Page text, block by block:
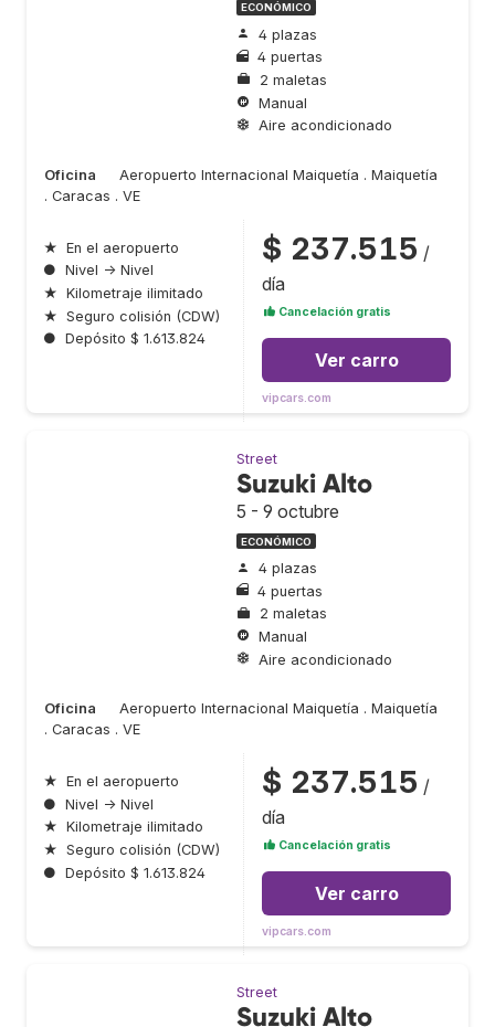
ECONÓMICO
4 plazas
4 puertas
2 maletas
Manual
Aire acondicionado
Oficina
Aeropuerto Internacional Maiquetía . Maiquetía
. Caracas . VE
★ En el aeropuerto
● Nivel → Nivel
★ Kilometraje ilimitado
★ Seguro colisión (CDW)
● Depósito $ 1.613.824
$ 237.515 /
día
Cancelación gratis
Ver carro
vipcars.com
Street
Suzuki Alto
5 - 9 octubre
ECONÓMICO
4 plazas
4 puertas
2 maletas
Manual
Aire acondicionado
Oficina
Aeropuerto Internacional Maiquetía . Maiquetía
. Caracas . VE
★ En el aeropuerto
● Nivel → Nivel
★ Kilometraje ilimitado
★ Seguro colisión (CDW)
● Depósito $ 1.613.824
$ 237.515 /
día
Cancelación gratis
Ver carro
vipcars.com
Street
Suzuki Alto